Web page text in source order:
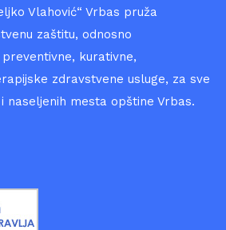
Vlahović“ Vrbas pruža
zaštitu, odnosno
kurativne,
zdravstvene usluge, za sve
naseljenih mesta opštine Vrbas.